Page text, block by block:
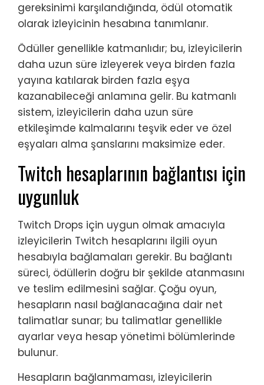
gereksinimi karşılandığında, ödül otomatik
olarak izleyicinin hesabına tanımlanır.
Ödüller genellikle katmanlıdır; bu, izleyicilerin
daha uzun süre izleyerek veya birden fazla
yayına katılarak birden fazla eşya
kazanabileceği anlamına gelir. Bu katmanlı
sistem, izleyicilerin daha uzun süre
etkileşimde kalmalarını teşvik eder ve özel
eşyaları alma şanslarını maksimize eder.
Twitch hesaplarının bağlantısı için
uygunluk
Twitch Drops için uygun olmak amacıyla
izleyicilerin Twitch hesaplarını ilgili oyun
hesabıyla bağlamaları gerekir. Bu bağlantı
süreci, ödüllerin doğru bir şekilde atanmasını
ve teslim edilmesini sağlar. Çoğu oyun,
hesapların nasıl bağlanacağına dair net
talimatlar sunar; bu talimatlar genellikle
ayarlar veya hesap yönetimi bölümlerinde
bulunur.
Hesapların bağlanmaması, izleyicilerin